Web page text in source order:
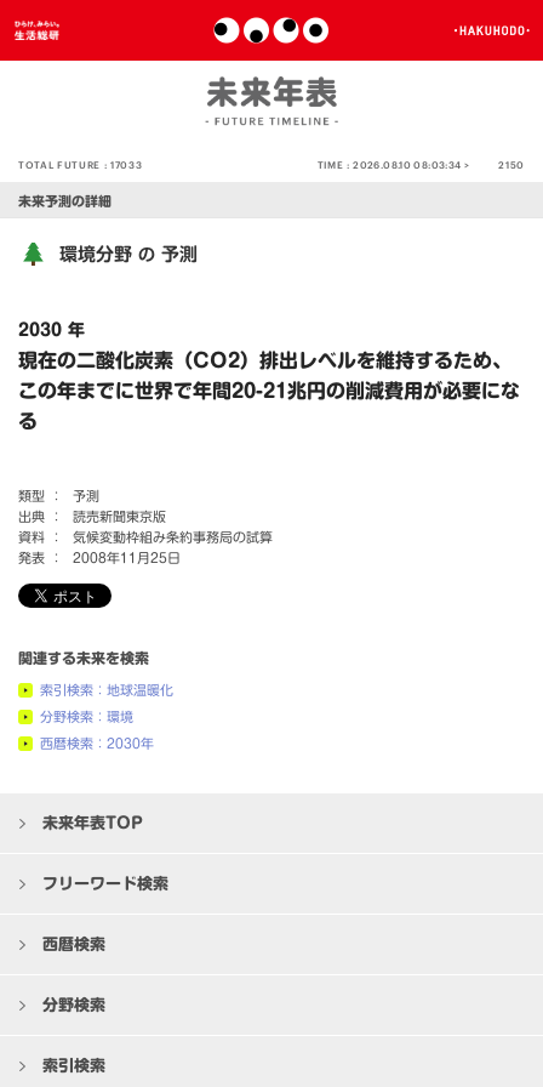
TOTAL FUTURE :17033 TIME :2026.08.10 08:03:34 > 2150
未来予測の詳細
環境分野 の 予測
2030 年
現在の二酸化炭素（CO2）排出レベルを維持するため、
この年までに世界で年間20-21兆円の削減費用が必要にな
る
類型 ：
予測
出典 ：
読売新聞東京版
資料 ：
気候変動枠組み条約事務局の試算
発表 ：
2008年11月25日
関連する未来を検索
索引検索：地球温暖化
分野検索：環境
西暦検索：2030年
未来年表TOP
フリーワード検索
西暦検索
分野検索
索引検索